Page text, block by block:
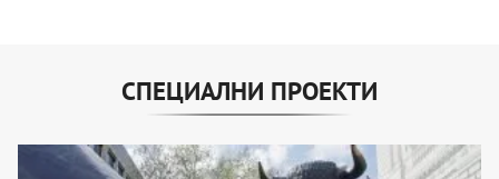
СПЕЦИАЛНИ ПРОЕКТИ